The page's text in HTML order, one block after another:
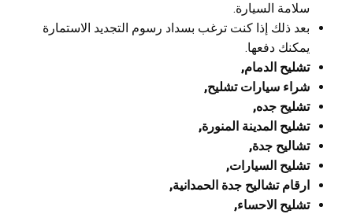
سلامة السيارة.
بعد ذلك إذا كنت ترغب بسداد رسوم التجديد الاستمارة
يمكنك دفعها.
تشليح الدمام,
شراء سيارات تشليح,
تشليح جده,
تشليح المدينة المنورة,
تشاليح جدة,
تشليح السيارات,
ارقام تشاليح جدة الحمدانية,
تشليح الاحساء,